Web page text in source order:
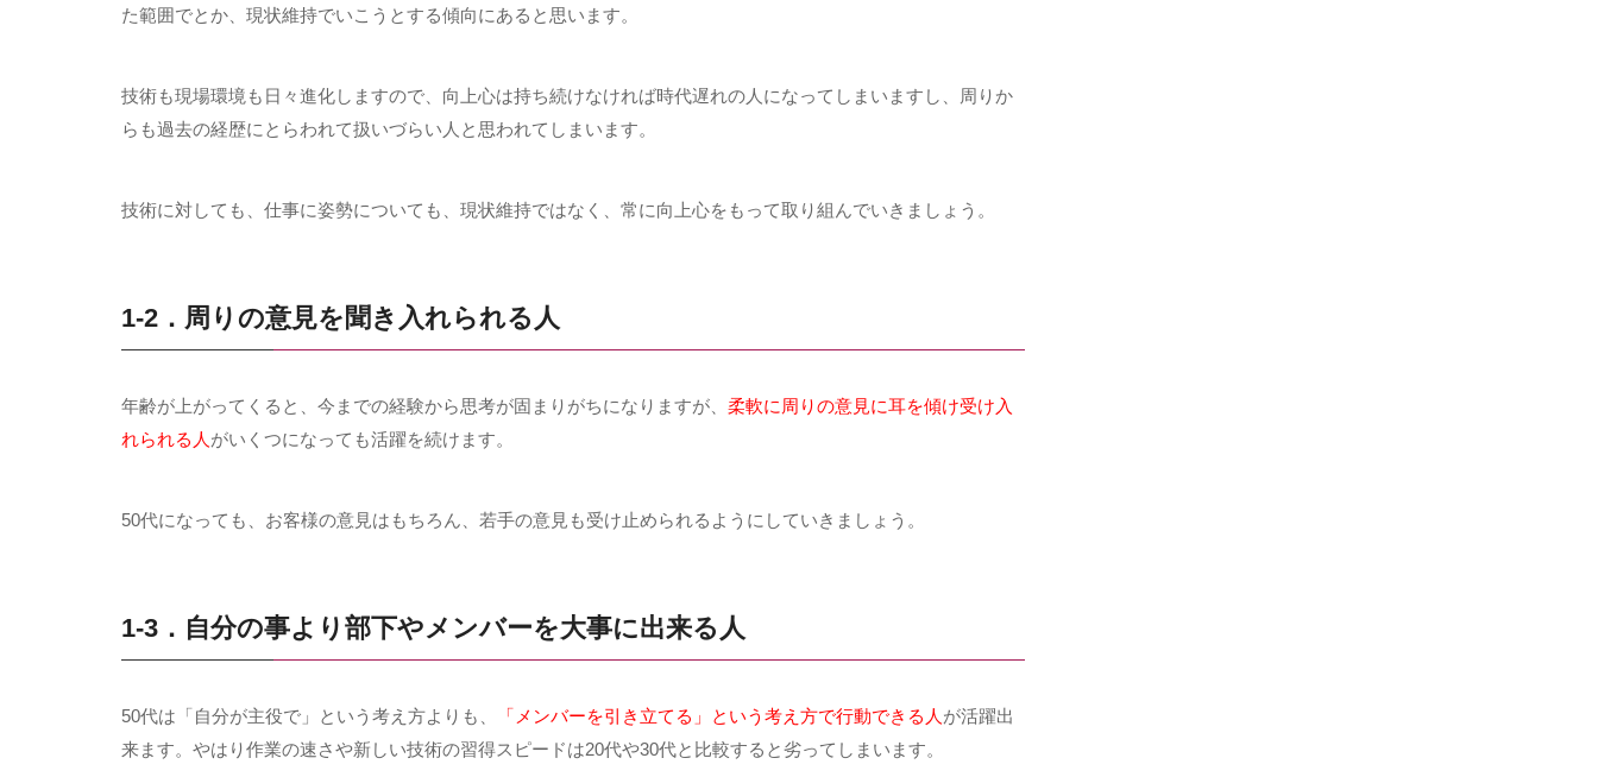
た範囲でとか、現状維持でいこうとする傾向にあると思います。
技術も現場環境も日々進化しますので、向上心は持ち続けなければ時代遅れの人になってしまいますし、周りか
らも過去の経歴にとらわれて扱いづらい人と思われてしまいます。
技術に対しても、仕事に姿勢についても、現状維持ではなく、常に向上心をもって取り組んでいきましょう。
1-2．周りの意見を聞き入れられる人
年齢が上がってくると、今までの経験から思考が固まりがちになりますが、 柔軟に周りの意見に耳を傾け受け入
れられる人 がいくつになっても活躍を続けます。
50代になっても、お客様の意見はもちろん、若手の意見も受け止められるようにしていきましょう。
1-3．自分の事より部下やメンバーを大事に出来る人
50代は「自分が主役で」という考え方よりも、 「メンバーを引き立てる」という考え方で行動できる人 が活躍出
来ます。やはり作業の速さや新しい技術の習得スピードは20代や30代と比較すると劣ってしまいます。